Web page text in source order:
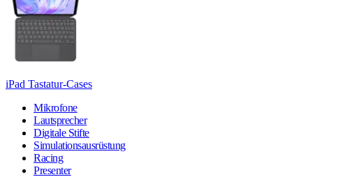
iPad Tastatur-Cases
Mikrofone
Lautsprecher
Digitale Stifte
Simulationsausrüstung
Racing
Presenter